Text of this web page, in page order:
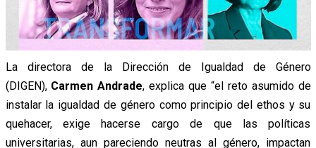
La directora de la Dirección de Igualdad de Género
(DIGEN), Carmen Andrade, explica que “el reto asumido de
instalar la igualdad de género como principio del ethos y su
quehacer, exige hacerse cargo de que las políticas
universitarias, aun pareciendo neutras al género, impactan